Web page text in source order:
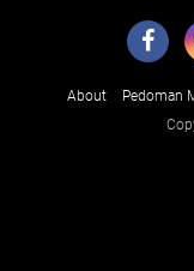
About Pedoman